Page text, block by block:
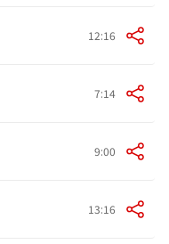
12:16
7:14
9:00
13:16